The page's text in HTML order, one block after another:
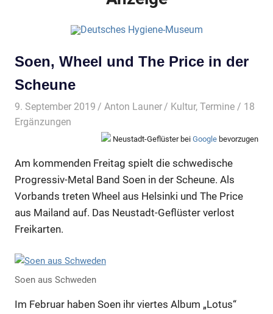
Soen, Wheel und The Price in der
Scheune
9. September 2019 Anton Launer Kultur,Termine / 18
Ergänzungen
Neustadt-Geflüster bei Google bevorzugen
Am kommenden Freitag spielt die schwedische
Progressiv-Metal Band Soen in der Scheune. Als
Vorbands treten Wheel aus Helsinki und The Price
aus Mailand auf. Das Neustadt-Geflüster verlost
Freikarten.
Soen aus Schweden
Im Februar haben Soen ihr viertes Album „Lotus“